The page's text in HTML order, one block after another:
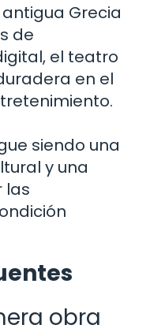
Grecia
de
el teatro
en el
siendo una
y una
las
obra